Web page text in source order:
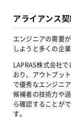
アライアンス
エンジニアの需要
しようと多くの企
LAPRAS株式会社
おり、アウトプッ
で優秀なエンジニ
候補者の技術力や
ら確認することが
す。